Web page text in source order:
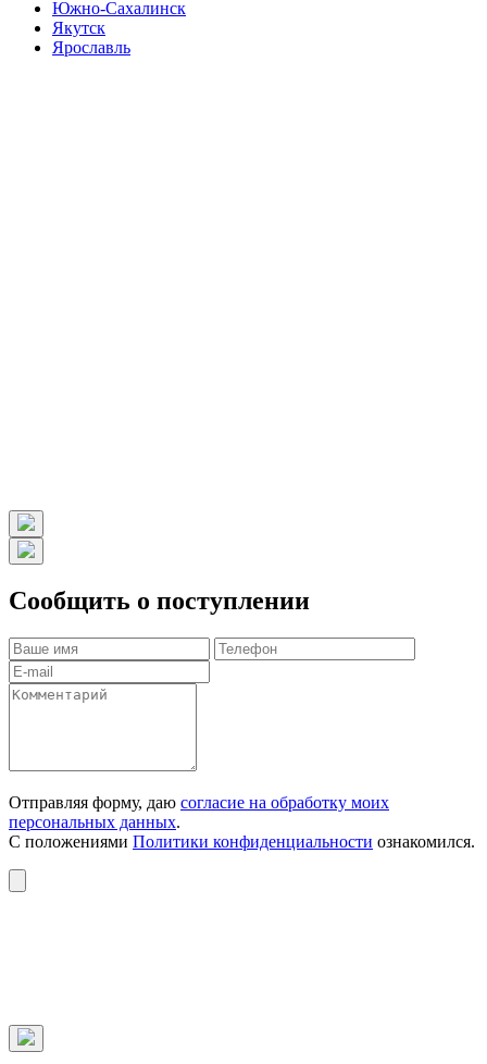
Южно-Сахалинск
Якутск
Ярославль
Сообщить о поступлении
Отправляя форму, даю согласие на обработку моих
персональных данных.
С положениями Политики конфиденциальности ознакомился.